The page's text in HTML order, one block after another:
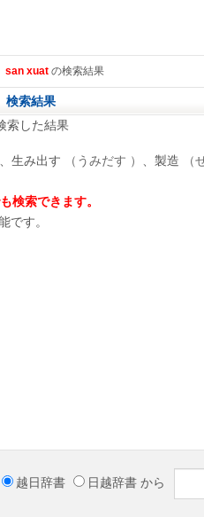
san xuat の検索結果
検索結果
索した結果
、生み出す （うみだす ） 、製造 （
検索できます。
です。
越日辞書 日越辞書 から